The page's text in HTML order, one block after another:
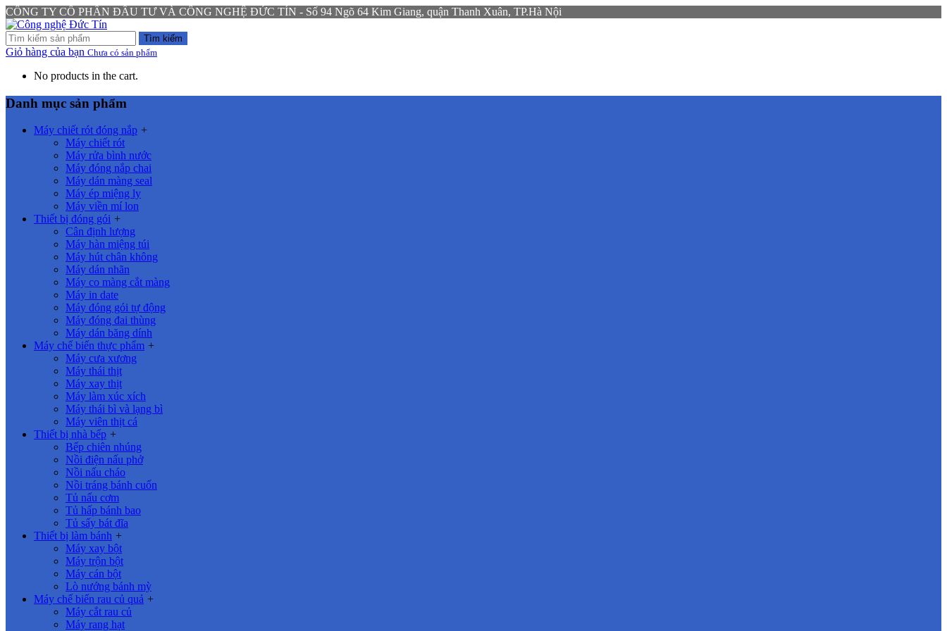
CÔNG TY CỔ PHẦN ĐẦU TƯ VÀ CÔNG NGHỆ ĐỨC TÍN - Số 94 Ngõ 64 Kim Giang, quận Thanh Xuân, TP.Hà Nội
Tìm kiếm
Giỏ hàng của bạn Chưa có sản phẩm
No products in the cart.
Danh mục sản phẩm
Máy chiết rót đóng nắp +
Máy chiết rót
Máy rửa bình nước
Máy đóng nắp chai
Máy dán màng seal
Máy ép miệng ly
Máy viền mí lon
Thiết bị đóng gói +
Cân định lượng
Máy hàn miệng túi
Máy hút chân không
Máy dán nhãn
Máy co màng cắt màng
Máy in date
Máy đóng gói tự động
Máy đóng đai thùng
Máy dán băng dính
Máy chế biến thực phẩm +
Máy cưa xương
Máy thái thịt
Máy xay thịt
Máy làm xúc xích
Máy thái bì và lạng bì
Máy viên thịt cá
Thiết bị nhà bếp +
Bếp chiên nhúng
Nồi điện nấu phở
Nồi nấu cháo
Nồi tráng bánh cuốn
Tủ nấu cơm
Tủ hấp bánh bao
Tủ sấy bát đĩa
Thiết bị làm bánh +
Máy xay bột
Máy trộn bột
Máy cán bột
Lò nướng bánh mỳ
Máy chế biến rau củ quả +
Máy cắt rau củ
Máy rang hạt